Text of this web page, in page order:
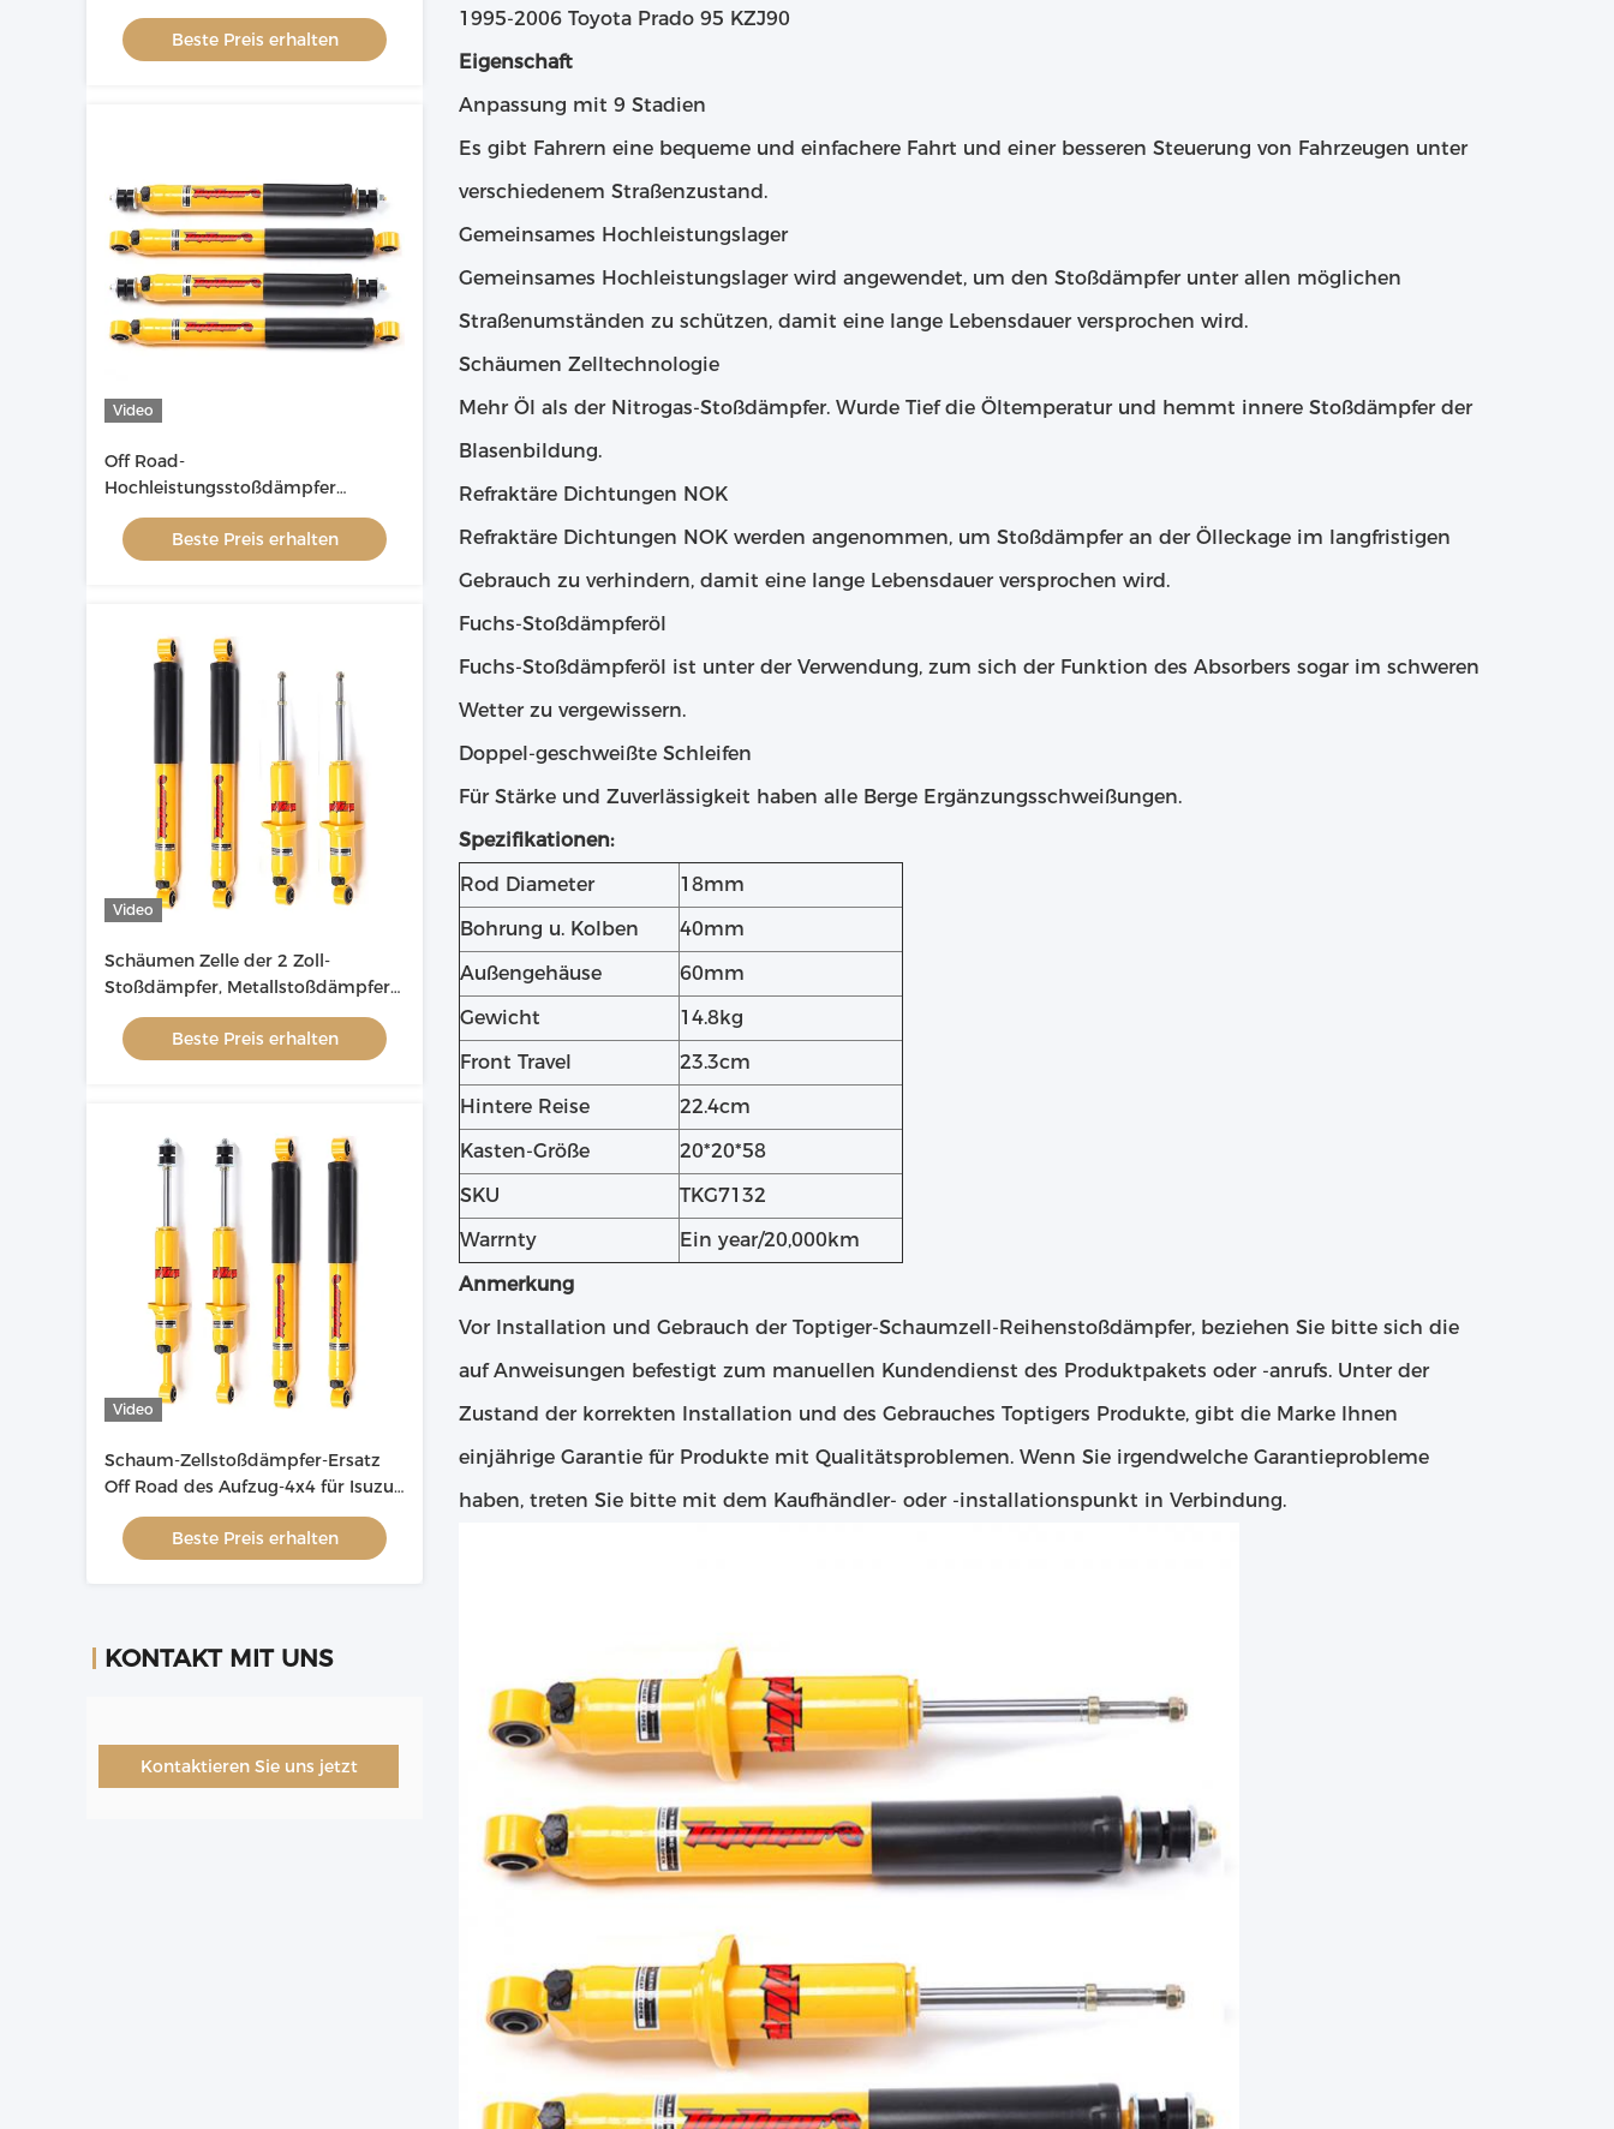
Stahlanpassung des Stickstoff-4x4
Beste Preis erhalten
Video
Off Road-
Hochleistungsstoßdämpfer
schäumen Zelle 40mm, die für
Fahrzeug gebohrt werden
Beste Preis erhalten
Video
Schäumen Zelle der 2 Zoll-
Stoßdämpfer, Metallstoßdämpfer
für Colorado RG1 RG2
Beste Preis erhalten
Video
Schaum-Zellstoßdämpfer-Ersatz
Off Road des Aufzug-4x4 für Isuzu
D-maximal
Beste Preis erhalten
KONTAKT MIT UNS
Kontaktieren Sie uns jetzt
1995-2006 Toyota Prado 95 KZJ90
Eigenschaft
Anpassung mit 9 Stadien
Es gibt Fahrern eine bequeme und einfachere Fahrt und einer besseren Steuerung von Fahrzeugen unter
verschiedenem Straßenzustand.
Gemeinsames Hochleistungslager
Gemeinsames Hochleistungslager wird angewendet, um den Stoßdämpfer unter allen möglichen
Straßenumständen zu schützen, damit eine lange Lebensdauer versprochen wird.
Schäumen Zelltechnologie
Mehr Öl als der Nitrogas-Stoßdämpfer. Wurde Tief die Öltemperatur und hemmt innere Stoßdämpfer der
Blasenbildung.
Refraktäre Dichtungen NOK
Refraktäre Dichtungen NOK werden angenommen, um Stoßdämpfer an der Ölleckage im langfristigen
Gebrauch zu verhindern, damit eine lange Lebensdauer versprochen wird.
Fuchs-Stoßdämpferöl
Fuchs-Stoßdämpferöl ist unter der Verwendung, zum sich der Funktion des Absorbers sogar im schweren
Wetter zu vergewissern.
Doppel-geschweißte Schleifen
Für Stärke und Zuverlässigkeit haben alle Berge Ergänzungsschweißungen.
Spezifikationen:
Rod Diameter
18mm
Bohrung u. Kolben
40mm
Außengehäuse
60mm
Gewicht
14.8kg
Front Travel
23.3cm
Hintere Reise
22.4cm
Kasten-Größe
20*20*58
SKU
TKG7132
Warrnty
Ein year/20,000km
Anmerkung
Vor Installation und Gebrauch der Toptiger-Schaumzell-Reihenstoßdämpfer, beziehen Sie bitte sich die
auf Anweisungen befestigt zum manuellen Kundendienst des Produktpakets oder -anrufs. Unter der
Zustand der korrekten Installation und des Gebrauches Toptigers Produkte, gibt die Marke Ihnen
einjährige Garantie für Produkte mit Qualitätsproblemen. Wenn Sie irgendwelche Garantieprobleme
haben, treten Sie bitte mit dem Kaufhändler- oder -installationspunkt in Verbindung.